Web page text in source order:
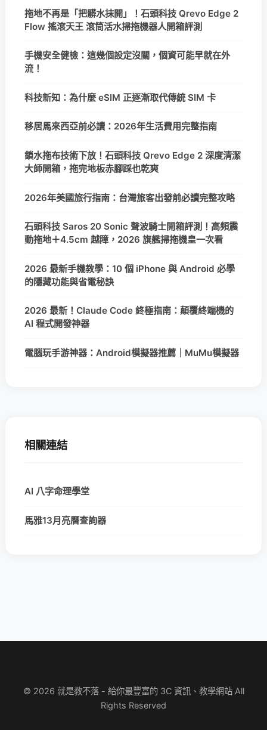
拖地不再是「把髒水抹開」！石頭科技 Qrevo Edge 2
Flow 搖滾天王 滾筒活水掃拖機器人開箱評測
手機安全健檢：這幾個設定沒關，個資可能早就在外
流！
科技新知：為什麼 eSIM 正逐漸取代傳統 SIM 卡
移居馬來西亞前必讀：2026年生活費用完整指南
鎖水拖布技術下放！石頭科技 Qrevo Edge 2 深度清潔
大師開箱，拖完地板赤腳踩也乾爽
2026年美國旅行指南：台灣旅客出發前必讀完整攻略
石頭科技 Saros 20 Sonic 聲波騎士開箱評測！高頻震
動拖地＋4.5cm 越障，2026 旗艦掃拖機皇一次看
2026 最新手機教學：10 個 iPhone 與 Android 必學
的隱藏功能與省電秘訣
2026 最新！Claude Code 終極指南：顛覆終端機的
AI 程式開發神器
電腦玩手游神器：Android模擬器推薦｜MuMu模擬器
相關連結
AI 八字命理學堂
馬雅13月亮曆查詢器
© 2026 就是教不落 - 給你最豐富的 3C 資訊、教學網站 All
Rights Reserved